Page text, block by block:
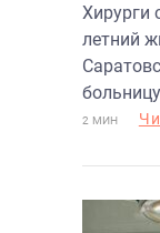
Хирурги
летний
2 МИН